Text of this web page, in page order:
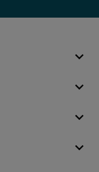



